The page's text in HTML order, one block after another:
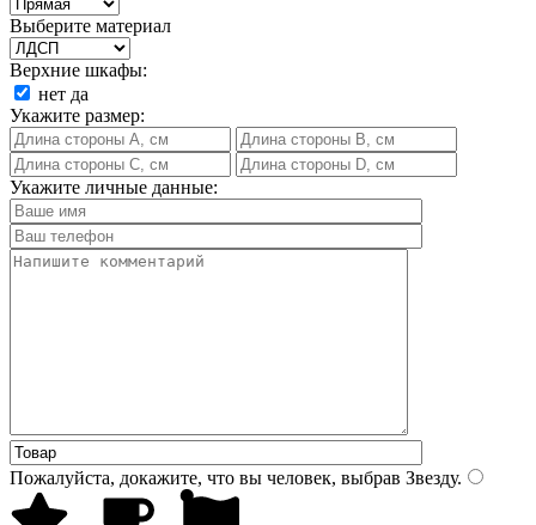
Выберите материал
Верхние шкафы:
нет да
Укажите размер:
Укажите личные данные:
Пожалуйста, докажите, что вы человек, выбрав Звезду.